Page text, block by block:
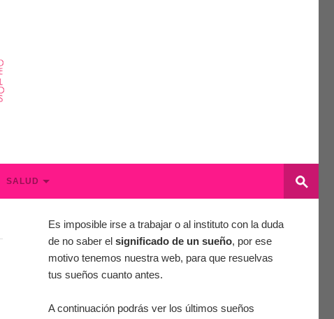
SALUD
Es imposible irse a trabajar o al instituto con la duda
de no saber el significado de un sueño, por ese
motivo tenemos nuestra web, para que resuelvas
tus sueños cuanto antes.
A continuación podrás ver los últimos sueños